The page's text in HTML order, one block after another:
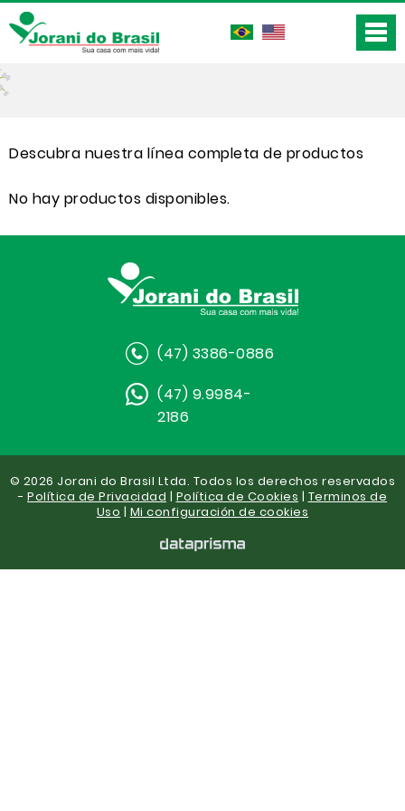
Descubra nuestra línea completa de productos
No hay productos disponibles.
(47) 3386-0886
(47) 9.9984-
2186
© 2026 Jorani do Brasil Ltda. Todos los derechos reservados
- Política de Privacidad | Política de Cookies | Terminos de
Uso | Mi configuración de cookies